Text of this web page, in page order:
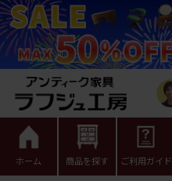
ホーム 商品を探す ご利用ガイド